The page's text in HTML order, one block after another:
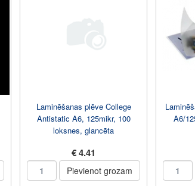
Laminēšanas plēve College
Antistatic A6, 125mikr, 100
loksnes, glancēta
€ 4.41
Pievienot grozam
A6/